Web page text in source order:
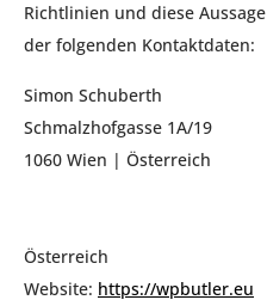
Richtlinien und diese
der folgenden Kontaktdaten:
Simon Schuberth
Schmalzhofgasse 1A/19
1060 Wien | Österreich
Österreich
Website: https://wpbutler.eu